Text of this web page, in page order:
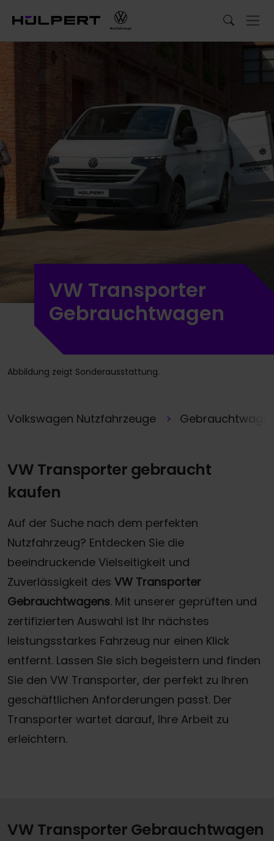
VW Transporter
Gebrauchtwagen
Abbildung zeigt Sonderausstattung.
Volkswagen Nutzfahrzeuge
VW Transporter gebraucht
kaufen
Auf der Suche nach dem perfekten
Nutzfahrzeug? Entdecken Sie die
beeindruckende Vielseitigkeit und
Zuverlässigkeit des VW Transporter
Gebrauchtwagens. Mit unserer geprüften und
zertifizierten Auswahl ist Ihr nächstes
leistungsstarkes Fahrzeug nur einen Klick
entfernt. Lassen Sie sich begeistern und finden
Sie den VW Transporter, der perfekt zu Ihren
geschäftlichen Anforderungen passt. Der
Transporter wartet darauf, Ihre Arbeit zu
erleichtern.
VW Transporter Gebrauchtwagen